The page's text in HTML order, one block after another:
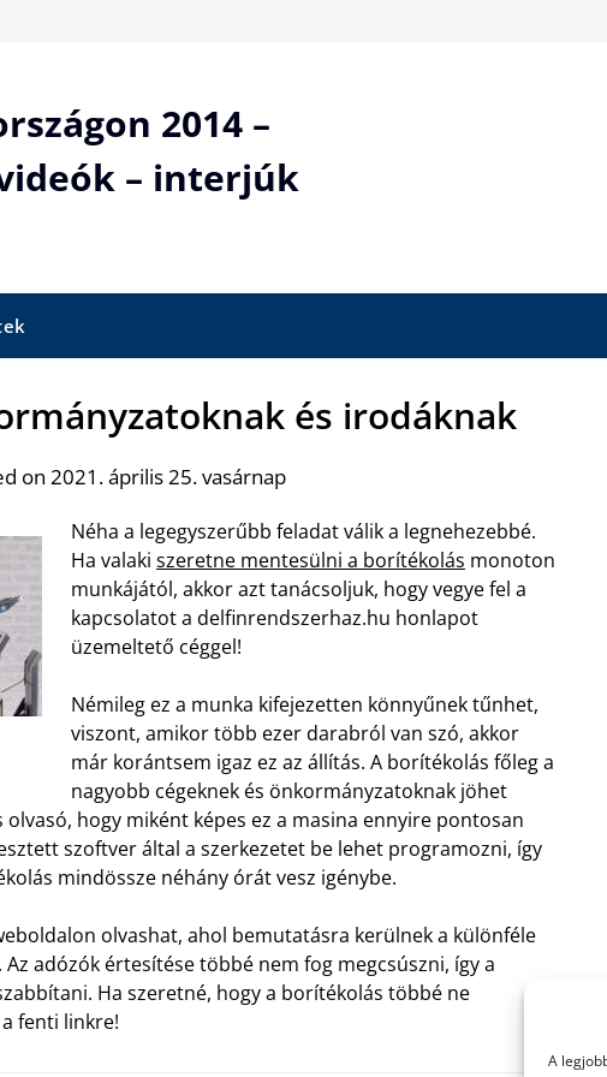
A
2014 –
– interjúk
és irodáknak
on 2021. április 25. vasárnap
Néha a legegyszerűbb feladat válik a legnehezebbé.
Ha valaki szeretne mentesülni a borítékolás monoton
munkájától, akkor azt tanácsoljuk, hogy vegye fel a
kapcsolatot a delfinrendszerhaz.hu honlapot
üzemeltető céggel!
Némileg ez a munka kifejezetten könnyűnek tűnhet,
viszont, amikor több ezer darabról van szó, akkor
már korántsem igaz ez az állítás. A borítékolás főleg a
nagyobb cégeknek és önkormányzatoknak jöhet
hogy miként képes ez a masina ennyire pontosan
szoftver által a szerkezetet be lehet programozni, így
mindössze néhány órát vesz igénybe.
olvashat, ahol bemutatásra kerülnek a különféle
adózók értesítése többé nem fog megcsúszni, így a
Ha szeretné, hogy a borítékolás többé ne
fenti linkre!